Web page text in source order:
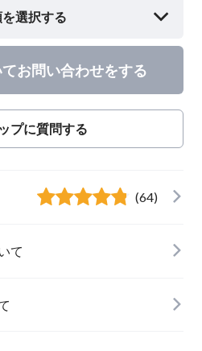
選択する
お問い合わせをする
プに質問する
(64)
て